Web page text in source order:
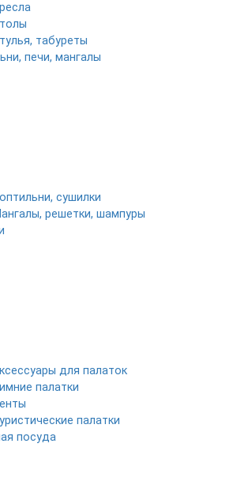
табуреты
печи, мангалы
сушилки
решетки, шампуры
для палаток
палатки
палатки
посуда